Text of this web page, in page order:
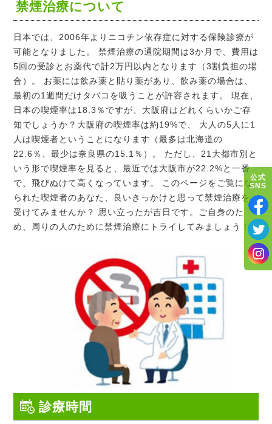
禁煙治療について
日本では、2006年よりニコチン依存症に対する保険診療が
可能となりました。 禁煙治療の通院期間は3か月で、費用は
5回の受診とお薬代で計2万円以内となります（3割負担の場
合）。 お薬には飲み薬と貼り薬があり、飲み薬の場合は、
最初の1週間だけタバコを吸うことが許容されます。 現在、
日本の喫煙率は18.3％ですが、大阪府はどれくらいかご存
知でしょうか？大阪府の喫煙率は約19%で、 大人の5人に1
人は喫煙者ということになります（最多は北海道の
22.6％、最少は奈良県の15.1％）。 ただし、21大都市別と
いう形で喫煙率を見ると、最近では大阪市が22.2%と一番
で、飛びぬけて高くなっています。 このページをご覧にな
られた喫煙者のあなた、良いきっかけと思って禁煙治療を
受けてみませんか？ 思い立ったが吉日です。ご自身のた
め、周りの人のために禁煙治療にトライしてみましょう！
診療時間
公式
SNS